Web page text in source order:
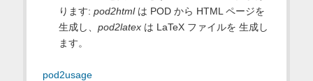
ります: pod2htmlは POD から HTML ページを
生成し、 pod2latexは LaTeX ファイルを 生成し
ます。
pod2usage